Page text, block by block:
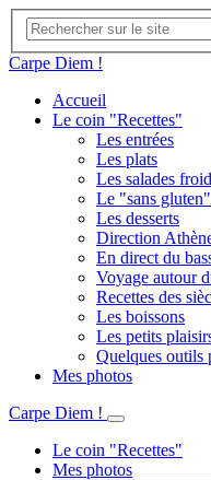
Carpe Diem !
Accueil
Le coin "Recettes"
Les entrées
Les plats
Les salades
Le "sans gluten"
Les desserts
Direction
En direct du
Voyage autour
Recettes des
Les boissons
Les petits
Quelques outils
Mes photos
Carpe Diem !
Le coin "Recettes"
Mes photos